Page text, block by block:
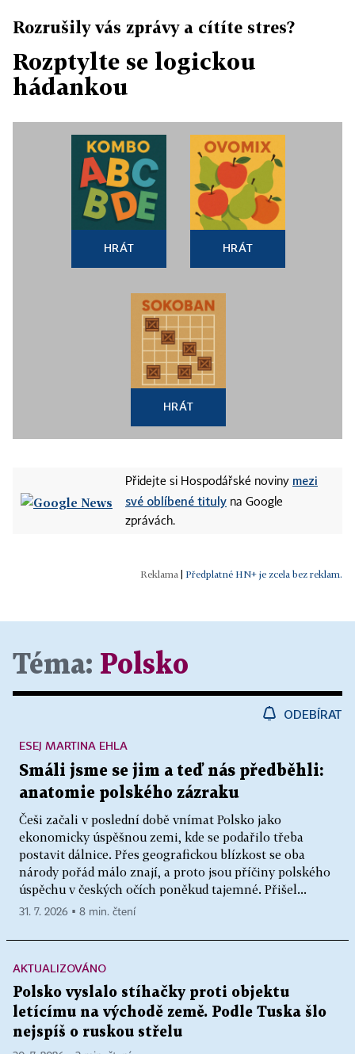
Rozrušily vás zprávy a cítíte stres?
Rozptylte se logickou
hádankou
HRÁT HRÁT
HRÁT
Přidejte si Hospodářské noviny mezi
své oblíbené tituly na Google
zprávách.
Předplatné HN+ je zcela bez reklam.
Téma: Polsko
ODEBÍRAT
Smáli jsme se jim a teď nás předběhli:
anatomie polského zázraku
Češi začali v poslední době vnímat Polsko jako
ekonomicky úspěšnou zemi, kde se podařilo třeba
postavit dálnice. Přes geografickou blízkost se oba
národy pořád málo znají, a proto jsou příčiny polského
úspěchu v českých očích poněkud tajemné. Přišel...
ESEJ MARTINA EHLA
31. 7. 2026 ▪ 8 min. čtení
AKTUALIZOVÁNO
Polsko vyslalo stíhačky proti objektu
letícímu na východě země. Podle Tuska šlo
nejspíš o ruskou střelu